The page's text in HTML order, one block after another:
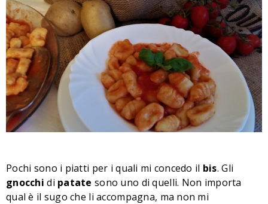
Pochi sono i piatti per i quali mi concedo il bis. Gli
gnocchi di patatesono uno di quelli. Non importa
qual è il sugo che li accompagna, ma non mi